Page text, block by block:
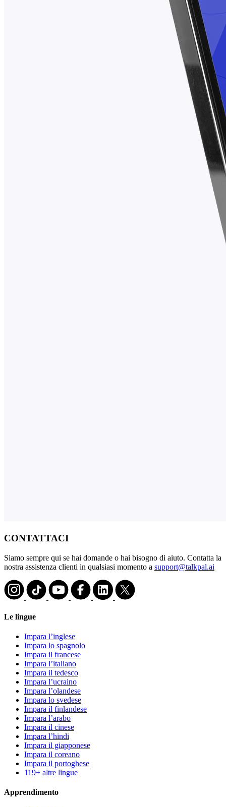
CONTATTACI
Siamo sempre qui se hai domande o hai bisogno di aiuto. Contatta la
nostra assistenza clienti in qualsiasi momento a support@talkpal.ai
Le lingue
Impara l’inglese
Impara lo spagnolo
Impara il francese
Impara l’italiano
Impara il tedesco
Impara l’ucraino
Impara l’olandese
Impara lo svedese
Impara il finlandese
Impara l’arabo
Impara il cinese
Impara l’hindi
Impara il giapponese
Impara il coreano
Impara il portoghese
119+ altre lingue
Apprendimento